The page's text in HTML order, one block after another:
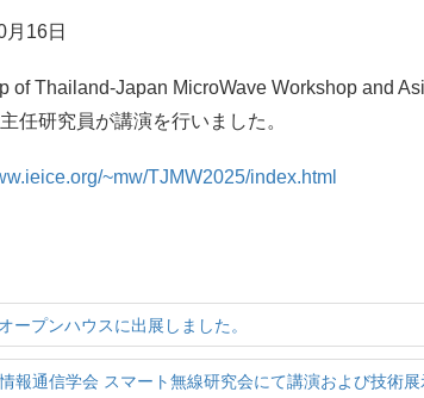
月16日
of Thailand-Japan MicroWave Workshop and
任研究員が講演を行いました。
~mw/TJMW2025/index.html
ープンハウスに出展しました。
報通信学会 スマート無線研究会にて講演および技術展